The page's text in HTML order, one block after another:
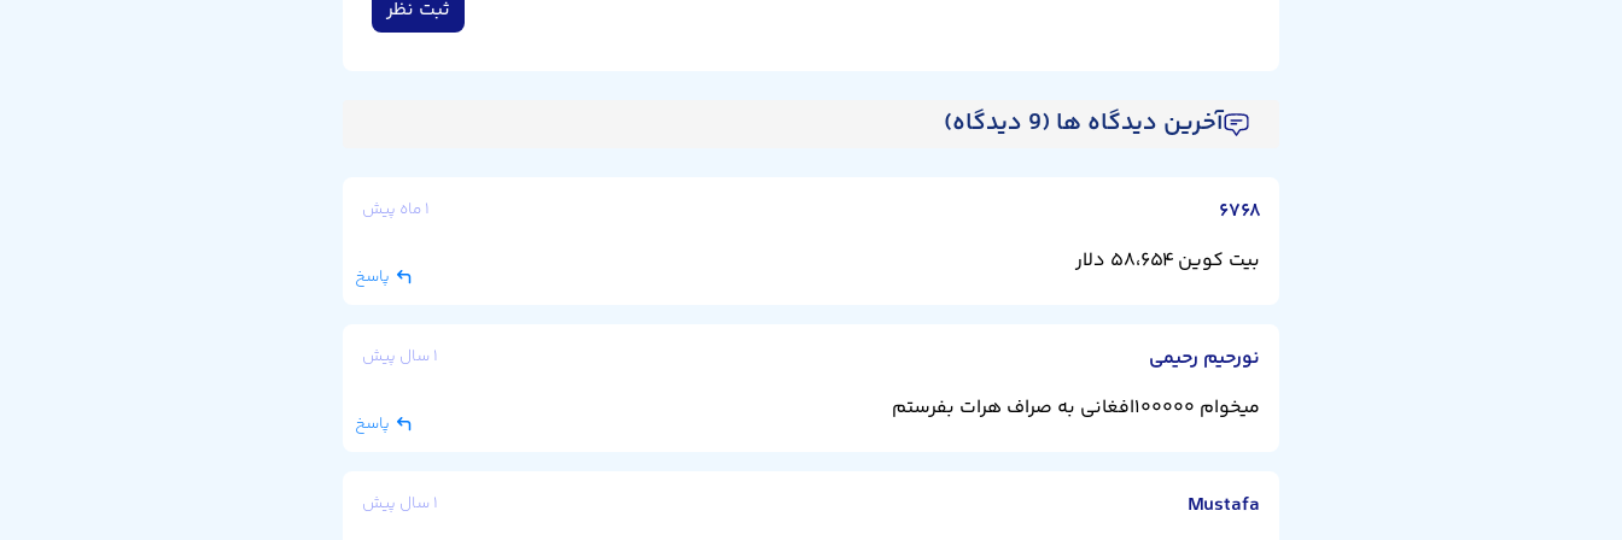
ثبت نظر
آخرین دیدگاه ها (9 دیدگاه)
۶۷۶۸ ۱ ماه پیش
بیت کوین ۵۸،۶۵۴ دلار
نورحیم رحیمی ۱ سال پیش
میخوام ۱۰۰۰۰۰افغانی به صراف هرات بفرستم
Mustafa ۱ سال پیش